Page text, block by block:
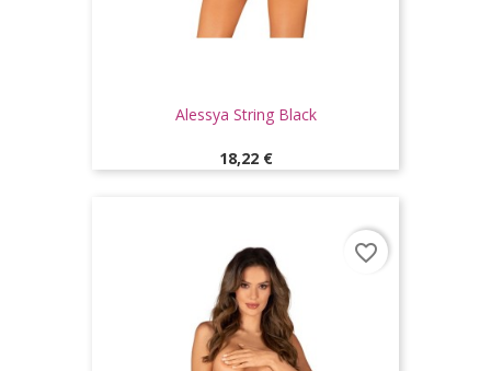
Alessya String Black
Prix
18,22 €
favorite_border